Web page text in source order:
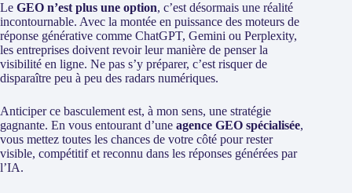
Le GEO n’est plus une option, c’est désormais une réalité
incontournable. Avec la montée en puissance des moteurs de
réponse générative comme ChatGPT, Gemini ou Perplexity,
les entreprises doivent revoir leur manière de penser la
visibilité en ligne. Ne pas s’y préparer, c’est risquer de
disparaître peu à peu des radars numériques.
Anticiper ce basculement est, à mon sens, une stratégie
gagnante. En vous entourant d’une agence GEO spécialisée,
vous mettez toutes les chances de votre côté pour rester
visible, compétitif et reconnu dans les réponses générées par
l’IA.